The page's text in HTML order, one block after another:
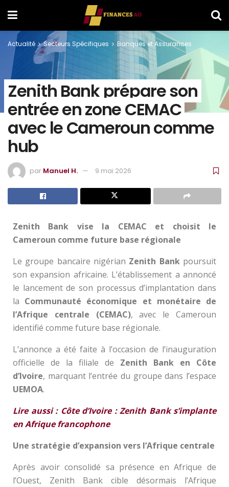
Actualité Secteurs Spécifiques Banques et Assurances
Zenith Bank prépare son
entrée en zone CEMAC
avec le Cameroun comme
hub
par Manuel H. 9 mai 2026
Zenith Bank vise la CEMAC et choisit le
Cameroun comme future base régionale
Le groupe bancaire nigérian Zenith Bankpoursuit
son expansion africaine. L’établissement a annoncé
le lancement de son processus d’implantation dans
la Communauté économique et monétaire de
l’Afrique centrale (CEMAC), avec le Cameroun
identifié comme future base régionale.
L’annonce a été faite à l’occasion de l’inauguration
officielle de la filiale de Zenith Bank en Côte
d’Ivoire, marquant l’entrée du groupe dans l’espace
UEMOA.
Lire aussi : Côte d’Ivoire : Zenith Bank s’implante
en Afrique francophone
Une stratégie d’expansion vers l’Afrique centrale
Après avoir consolidé sa présence en Afrique de
l’Ouest, Zenith Bank cible désormais l’Afrique